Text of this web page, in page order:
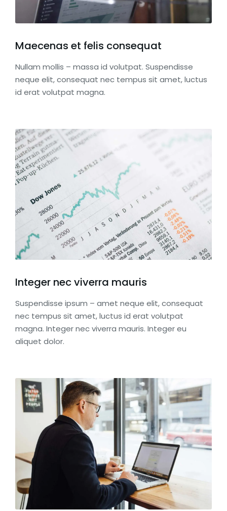
Maecenas et felis consequat
Nullam mollis – massa id volutpat. Suspendisse
neque elit, consequat nec tempus sit amet, luctus
id erat volutpat magna.
Integer nec viverra mauris
Suspendisse ipsum – amet neque elit, consequat
nec tempus sit amet, luctus id erat volutpat
magna. Integer nec viverra mauris. Integer eu
aliquet dolor.